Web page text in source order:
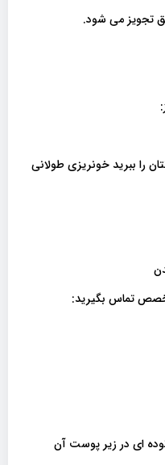
تجویز می شود.
را ببرید خونریزی طولانی
تماس بگیرید:
ای در زیر پوست آن